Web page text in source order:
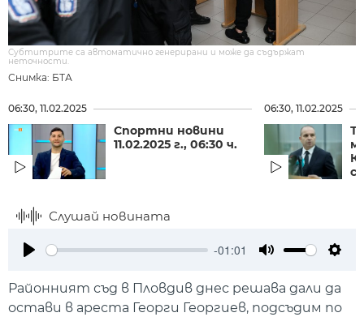
Снимка: БТА
Субтитрите са автоматично генерирани и може да съдържат
неточности.
06:30, 11.02.2025
Спортни новини
11.02.2025 г., 06:30 ч.
06:30, 11.02.2025
с
Слушай новината
-01:01
Районният съд в Пловдив днес решава дали да
остави в ареста Георги Георгиев, подсъдим по